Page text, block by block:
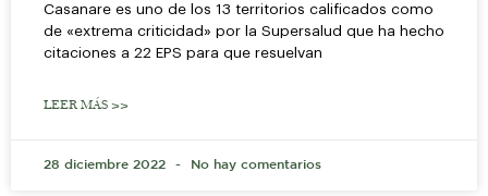
Casanare es uno de los 13 territorios calificados como
de «extrema criticidad» por la Supersalud que ha hecho
citaciones a 22 EPS para que resuelvan
LEER MÁS >>
28 diciembre 2022 No hay comentarios